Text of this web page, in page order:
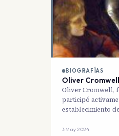
BIOGRAFÍAS
Oliver
Oliver Cromwell,
participó
establecimiento
3 May 2024